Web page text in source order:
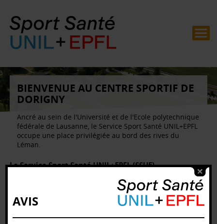
BIENVENUE AU CENTRE SPORTIF DE
DORIGNY
Ancré au sein de l'Université et de l'Ecole polytechnique
fédérale de Lausanne, le Service Sport Santé UNIL+EPFL
occupe une place privilégiée au bord des rives du
Léman.
Le Service Sport Santé UNIL+EPFL (SSUE)
international, le Service Sport Santé UNIL+EPFL met l’accent sur la
santé durable et propose des activités physiques variées afin de
mettre en mouvement la communauté académique lausannoise dans
le cadre exceptionnel du Centre sportif de Dorigny.
Tenant à cœur de promouvoir ledéveloppement du sport pour toutes et
AVIS